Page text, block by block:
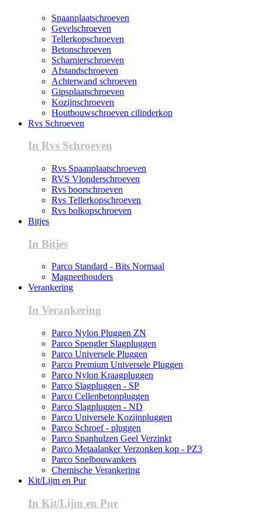
Spaanplaatschroeven
Gevelschroeven
Tellerkopschroeven
Betonschroeven
Scharnierschroeven
Afstandschroeven
Achterwand schroeven
Gipsplaatschroeven
Kozijnschroeven
Houtbouwschroeven cilinderkop
Rvs Schroeven
In Rvs Schroeven
Rvs Spaanplaatschroeven
RVS Vlonderschroeven
Rvs boorschroeven
Rvs Tellerkopschroeven
Rvs bolkopschroeven
Bitjes
In Bitjes
Parco Standard - Bits Normaal
Magneethouders
Verankering
In Verankering
Parco Nylon Pluggen ZN
Parco Spengler Slagpluggen
Parco Universele Pluggen
Parco Premium Universele Pluggen
Parco Nylon Kraagpluggen
Parco Slagpluggen - SP
Parco Cellenbetonpluggen
Parco Slagpluggen - ND
Parco Universele Kozijnpluggen
Parco Schroef - pluggen
Parco Spanhulzen Geel Verzinkt
Parco Metaalanker Verzonken kop - PZ3
Parco Snelbouwankers
Chemische Verankering
Kit/Lijm en Pur
In Kit/Lijm en Pur